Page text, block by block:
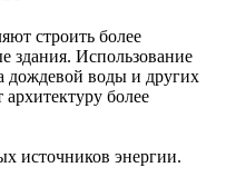
строить более
здания. Использование
дождевой воды и других
более
источников энергии.